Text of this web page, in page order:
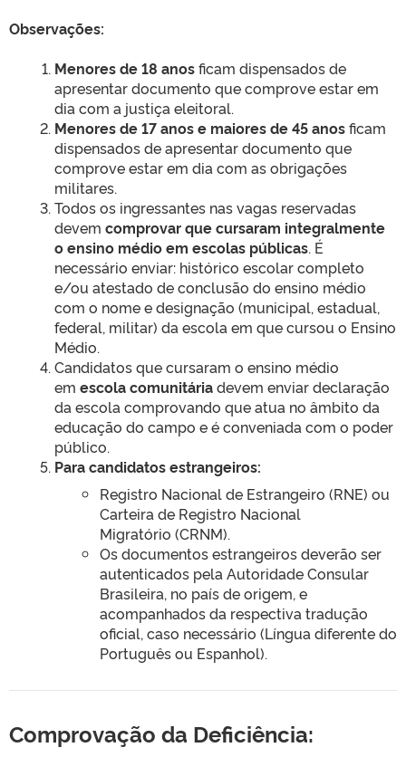
Observações:
Menores de 18 anosficam dispensados de
apresentar documento que comprove estar em
dia com a justiça eleitoral.
Menores de 17 anos e maiores de 45 anosficam
dispensados de apresentar documento que
comprove estar em dia com as obrigações
militares.
Todos os ingressantes nas vagas reservadas
devem comprovar que cursaram integralmente
o ensino médio em escolas públicas. É
necessário enviar: histórico escolar completo
e/ou atestado de conclusão do ensino médio
com o nome e designação (municipal, estadual,
federal, militar) da escola em que cursou o Ensino
Médio.
Candidatos que cursaram o ensino médio
em escola comunitáriadevem enviar declaração
da escola comprovando que atua no âmbito da
educação do campo e é conveniada com o poder
público.
Para candidatos estrangeiros:
Registro Nacional de Estrangeiro (RNE) ou
Carteira de Registro Nacional
Migratório (CRNM).
Os documentos estrangeiros deverão ser
autenticados pela Autoridade Consular
Brasileira, no país de origem, e
acompanhados da respectiva tradução
oficial, caso necessário (Língua diferente do
Português ou Espanhol).
Comprovação da Deficiência: